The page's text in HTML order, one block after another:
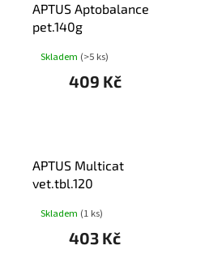
APTUS Aptobalance
pet.140g
Skladem (>5 ks)
409 Kč
APTUS Multicat
vet.tbl.120
Skladem (1 ks)
403 Kč